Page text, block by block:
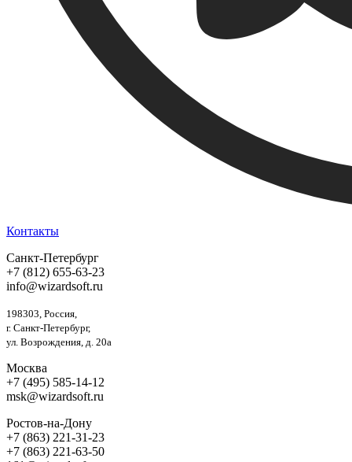
Контакты
Санкт-Петербург
+7 (812) 655-63-23
info@wizardsoft.ru
198303, Россия,
г. Санкт-Петербург,
ул. Возрождения, д. 20а
Москва
+7 (495) 585-14-12
msk@wizardsoft.ru
Ростов-на-Дону
+7 (863) 221-31-23
+7 (863) 221-63-50